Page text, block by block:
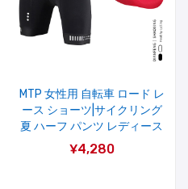
MTP 女性用 自転車 ロード レ
ース ショーツ|サイクリング
夏 ハーフ パンツ レディース
¥4,280